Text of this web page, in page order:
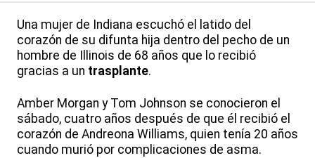
Una mujer de Indiana escuchó el latido del
corazón de su difunta hija dentro del pecho de un
hombre de Illinois de 68 años que lo recibió
gracias a un trasplante.
Amber Morgan y Tom Johnson se conocieron el
sábado, cuatro años después de que él recibió el
corazón de Andreona Williams, quien tenía 20 años
cuando murió por complicaciones de asma.